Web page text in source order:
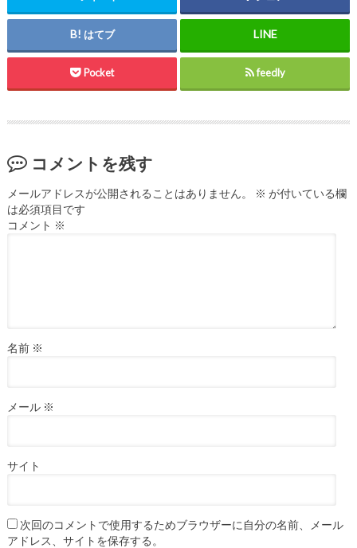
はてブ
Pocket feedly
コメントを残す
メールアドレスが公開されることはありません。 ※ が付いている欄
は必須項目です
コメント ※
名前 ※
メール ※
サイト
次回のコメントで使用するためブラウザーに自分の名前、メール
アドレス、サイトを保存する。